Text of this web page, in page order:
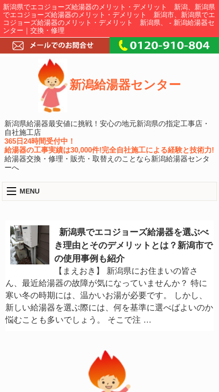
新潟県でエコジョーズ給湯器のメリット・デメリット 新潟、新潟県
でエコジョーズ給湯器のメリット・デメリット 新潟市、新潟県でエ
コジョーズ給湯器のメリット・デメリット 新潟県、 - 新潟給湯器セ
ンター｜交換・修理
新潟給湯器センター
新潟県給湯器最安値に挑戦！安心の地元新潟県の指定工事店・
自社施工店
365日24時間受付中！
給湯器の工事実績は30,000件!完全自社施工による経験と技術力!
給湯器交換・修理・販売・取替えのことなら新潟給湯器センタ
ーへ
MENU
新潟県でエコジョーズ給湯器を選ぶべ
き理由とそのデメリットとは？新潟市で
の使用事例も紹介
【まえおき】 新潟県にお住まいの皆さ
ん、最近給湯器の故障が気になっていませんか？ 特に
寒い冬の時期には、温かいお湯が必要です。 しかし、
新しい給湯器を選ぶ際には、何を基準に選べばよいのか
悩むことも多いでしょう。 そこで注 …